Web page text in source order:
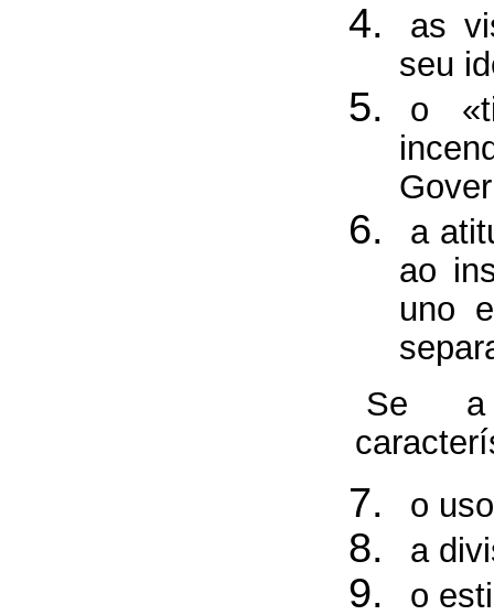
as
seu
o
a
ao
uno
Se a
o
a
o